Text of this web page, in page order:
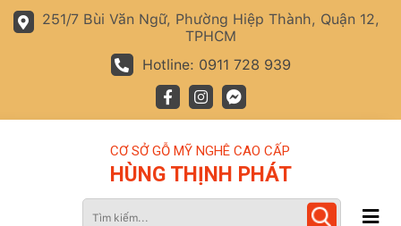
251/7 Bùi Văn Ngữ, Phường Hiệp Thành, Quận 12,
TPHCM
Hotline: 0911 728 939
CƠ SỞ GỖ MỸ NGHÊ CAO CẤP
HÙNG THỊNH PHÁT